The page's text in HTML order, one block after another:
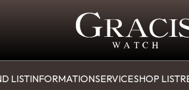
LISTINFORMATIONSERVICESHOP LIST